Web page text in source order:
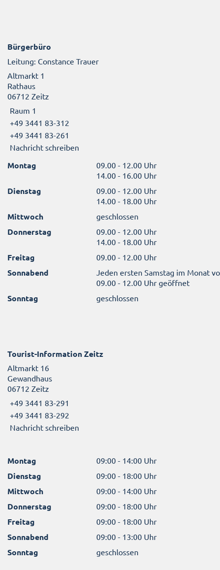
Bürgerbüro
Leitung: Constance Trauer
Altmarkt 1
Rathaus
06712 Zeitz
Raum 1
+49 3441 83-312
+49 3441 83-261
Nachricht schreiben
Montag
09.00 - 12.00 Uhr
14.00 - 16.00 Uhr
Dienstag
09.00 - 12.00 Uhr
14.00 - 18.00 Uhr
Mittwoch geschlossen
Donnerstag
09.00 - 12.00 Uhr
14.00 - 18.00 Uhr
Freitag 09.00 - 12.00 Uhr
Sonnabend
Jeden ersten Samstag im Monat
09.00 - 12.00 Uhr geöffnet
Sonntag geschlossen
Tourist-Information Zeitz
Altmarkt 16
Gewandhaus
06712 Zeitz
+49 3441 83-291
+49 3441 83-292
Nachricht schreiben
Montag 09:00 - 14:00 Uhr
Dienstag 09:00 - 18:00 Uhr
Mittwoch 09:00 - 14:00 Uhr
Donnerstag 09:00 - 18:00 Uhr
Freitag 09:00 - 18:00 Uhr
Sonnabend 09:00 - 13:00 Uhr
Sonntag geschlossen